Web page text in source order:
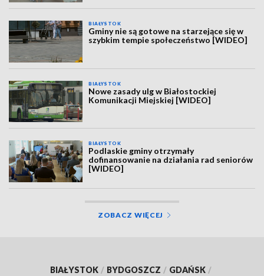
BIAŁYSTOK
Gminy nie są gotowe na starzejące się w
szybkim tempie społeczeństwo [WIDEO]
BIAŁYSTOK
Nowe zasady ulg w Białostockiej
Komunikacji Miejskiej [WIDEO]
BIAŁYSTOK
Podlaskie gminy otrzymały
dofinansowanie na działania rad seniorów
[WIDEO]
ZOBACZ WIĘCEJ
BIAŁYSTOK / BYDGOSZCZ / GDAŃSK /